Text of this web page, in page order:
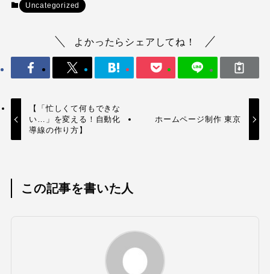
Uncategorized
よかったらシェアしてね！
【「忙しくて何もできな
い…」を変える！自動化
導線の作り方】
ホームページ制作 東京
この記事を書いた人